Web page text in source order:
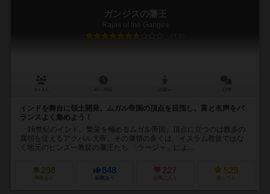
ガンジスの藩王
Rajas of the Ganges
7.3
インドを舞台に領土開発。ムガル帝国の頂点を目指し、富と名声をバ
ランスよく集めよう！
16世紀のインド。繁栄を極めるムガル帝国。頂点に立つのは数多の
属領を従えるアクバル大帝。その属領の多くは、イスラム教徒ではな
く地元のヒンズー教徒の藩王たち 「ラージャ」によ...
298
興味あり
848
経験あり
227
お気に入り
529
持ってる